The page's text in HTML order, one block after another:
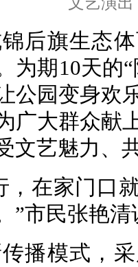
后旗生态
为期10天的
公园变身欢
广大群众献
文艺魅力、
，在家门口
”市民张艳清
播模式，